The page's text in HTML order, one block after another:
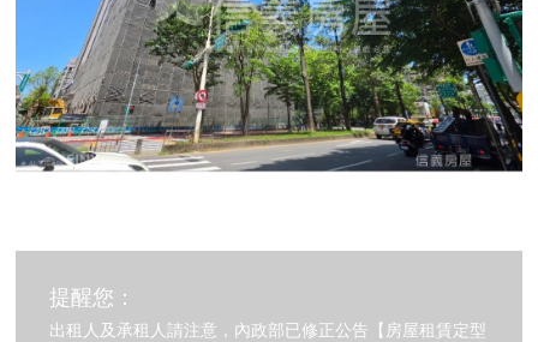
提醒您：
出租人及承租人請注意，內政部已修正公告【房屋租賃定型